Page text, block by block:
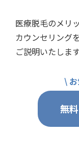
医療脱毛のメリ
カウンセリング
ご説明いたします
\
無